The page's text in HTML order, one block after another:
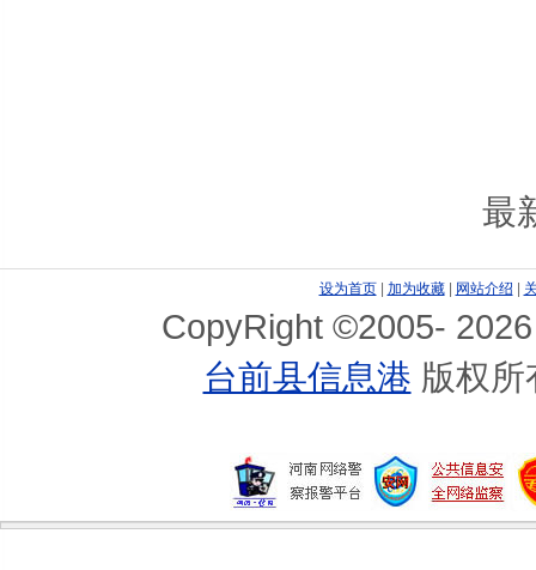
最
设为首页| 加为收藏| 网站介绍 |
CopyRight ©2005-
台前县信息港 版权